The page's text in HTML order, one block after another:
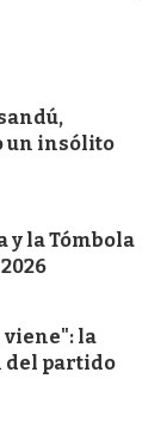
un insólito
y la Tómbola
viene": la
del partido